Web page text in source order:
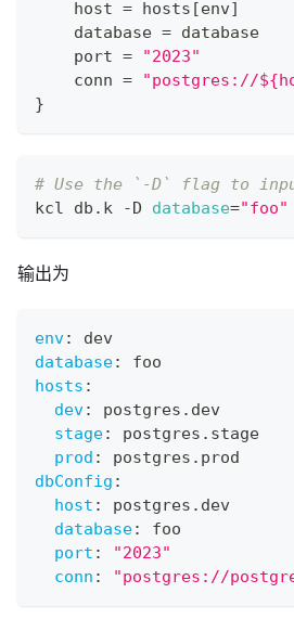
    host
= hosts [env]
    database
= database
    port
=
"2023"
    conn
=
"postgres://
}
# Use the `-D` flag to
kcl db.k -D database="foo"
输出为
env:
dev
database:
foo
hosts :
dev:
postgres.dev
stage:
postgres.stage
prod :
postgres.prod
dbConfig :
host :
postgres.dev
database:
foo
port :
"2023"
conn : "postgres://